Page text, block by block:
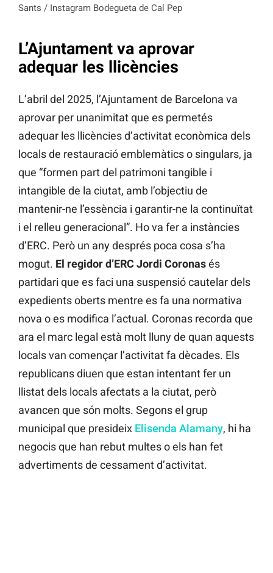
Sants / Instagram Bodegueta de Cal Pep
L’Ajuntament va aprovar
adequar les llicències
L’abril del 2025, l’Ajuntament de Barcelona va
aprovar per unanimitat que es permetés
adequar les llicències d’activitat econòmica dels
locals de restauració emblemàtics o singulars, ja
que “formen part del patrimoni tangible i
intangible de la ciutat, amb l’objectiu de
mantenir-ne l’essència i garantir-ne la continuïtat
i el relleu generacional”. Ho va fer a instàncies
d’ERC. Però un any després poca cosa s’ha
mogut. El regidor d’ERC Jordi Coronasés
partidari que es faci una suspensió cautelar dels
expedients oberts mentre es fa una normativa
nova o es modifica l’actual. Coronas recorda que
ara el marc legal està molt lluny de quan aquests
locals van començar l’activitat fa dècades. Els
republicans diuen que estan intentant fer un
llistat dels locals afectats a la ciutat, però
avancen que són molts. Segons el grup
municipal que presideix Elisenda Alamany, hi ha
negocis que han rebut multes o els han fet
advertiments de cessament d’activitat.